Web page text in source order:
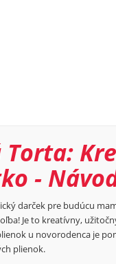
Torta:
-
darček pre budúcu
Je to kreatívny,
u novorodenca je
plienok.